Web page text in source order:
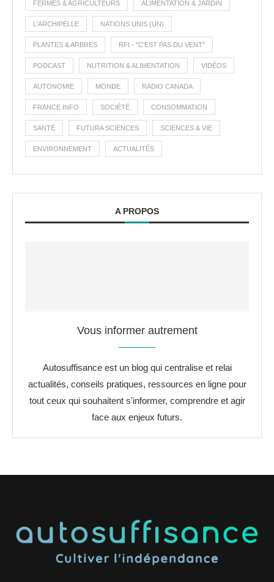
FERMES & AGRICULTEURS ALIMENTATION & JARDIN
L'ARCHIPELLE NATIONS UNIS (UN)
PLANTES & ARBRES RFI - "C'EST PAS DU VENT"
PODCAST NUTRITION & ALIMENTATION VIDÉOS
AUTONOMIE MONDE RADIO CANADA
FRANCE INFO SOCIÉTÉ CONSOMMATION
SANTÉ FUTURA SCIENCES SCIENCES & VIE
ENVIRONNEMENT ACTUALITÉS
A PROPOS
Vous informer autrement
Autosuffisance est un blog qui centralise et relai
actualités, conseils pratiques, ressources en ligne pour
tout ceux qui souhaitent s'informer, comprendre et agir
face aux enjeux futurs.